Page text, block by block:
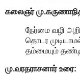
கலைஞர்
நேர்மை வழி
தொடர
தம்மையும்
மு.வரதராசனார்உரை: